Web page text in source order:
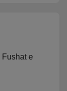
Fushat e